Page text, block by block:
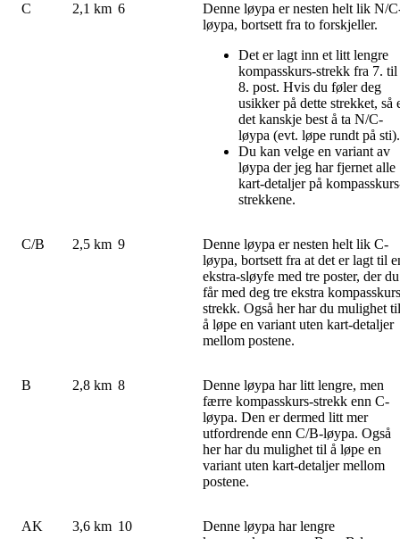
C 2,1 km 6
Denne løypa er nesten helt lik N/
løypa, bortsett fra to forskjeller.
Det er lagt inn et litt lengre
kompasskurs-strekk fra 7. til
8. post. Hvis du føler deg
usikker på dette strekket, så
det kanskje best å ta N/C-
løypa (evt. løpe rundt på
Du kan velge en variant av
løypa der jeg har fjernet alle
kart-detaljer på
strekkene.
C/B 2,5 km 9
Denne løypa er nesten helt lik C-
løypa, bortsett fra at det er lagt til
ekstra-sløyfe med tre poster, der du
får med deg tre ekstra
strekk. Også her har du mulighet til
å løpe en variant uten kart-detaljer
mellom postene.
B 2,8 km 8
Denne løypa har litt lengre, men
færre kompasskurs-strekk enn C-
løypa. Den er dermed litt mer
utfordrende enn C/B-løypa. Også
her har du mulighet til å løpe en
variant uten kart-detaljer mellom
postene.
AK 3,6 km 10
Denne løypa har lengre